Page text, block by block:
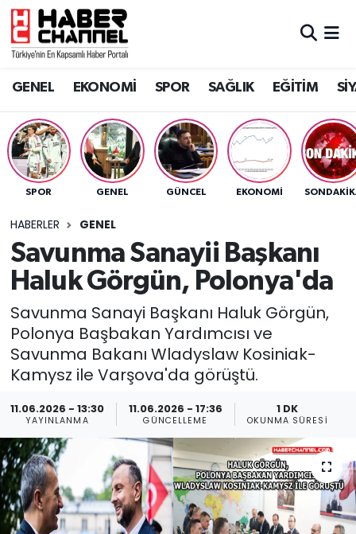
GENEL EKONOMİ SPOR SAĞLIK EĞİTİM
SPOR GENEL GÜNCEL EKONOMİ
HABERLER GENEL
Savunma Sanayii Başkanı
Haluk Görgün, Polonya'da
Savunma Sanayi Başkanı Haluk Görgün,
Polonya Başbakan Yardımcısı ve
Savunma Bakanı Wladyslaw Kosiniak-
Kamysz ile Varşova'da görüştü.
11.06.2026 - 13:30
YAYINLANMA
11.06.2026 - 17:36
GÜNCELLEME
1 DK
OKUNMA SÜRESI
GENEL
SPOR
SAĞLIK
EĞİTİM
SİYASET
MAGAZİN
Nöbetçi Eczaneler
Trafik Durumu
Süper Lig Puan Durumu ve Fikstür
Tüm Manşetler
Son Dakika Haberleri
Haber Arşivi